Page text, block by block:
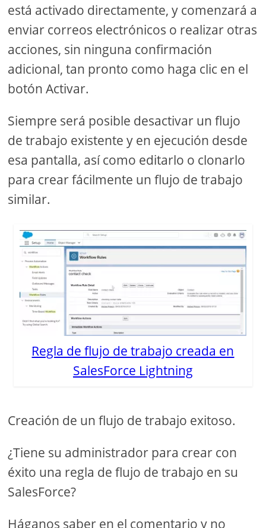
está activado directamente, y comenzará a
enviar correos electrónicos o realizar otras
acciones, sin ninguna confirmación
adicional, tan pronto como haga clic en el
botón Activar.
Siempre será posible desactivar un flujo
de trabajo existente y en ejecución desde
esa pantalla, así como editarlo o clonarlo
para crear fácilmente un flujo de trabajo
similar.
Regla de flujo de trabajo creada en
SalesForce Lightning
Creación de un flujo de trabajo exitoso.
¿Tiene su administrador para crear con
éxito una regla de flujo de trabajo en su
SalesForce?
Háganos saber en el comentario y no